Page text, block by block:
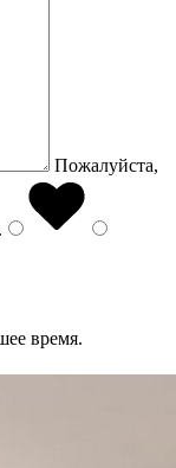
Пожалуйста,
.
время.